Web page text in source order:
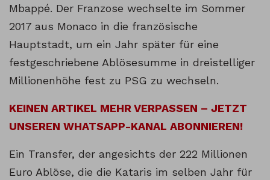
Mbappé. Der Franzose wechselte im Sommer
2017 aus Monaco in die französische
Hauptstadt, um ein Jahr später für eine
festgeschriebene Ablösesumme in dreistelliger
Millionenhöhe fest zu PSG zu wechseln.
KEINEN ARTIKEL MEHR VERPASSEN – JETZT
UNSEREN WHATSAPP-KANAL ABONNIEREN!
Ein Transfer, der angesichts der 222 Millionen
Euro Ablöse, die die Kataris im selben Jahr für